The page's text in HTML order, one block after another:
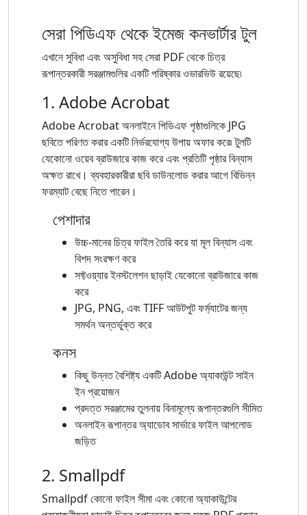
সেরা পিডিএফ থেকে ইমেজ কনভার্টার টুল
এখানে সুবিধা এবং অসুবিধা সহ সেরা PDF থেকে চিত্র
রূপান্তরকারী সরঞ্জামগুলির একটি পরিষ্কার ওভারভিউ রয়েছে৷
1. Adobe Acrobat
Adobe Acrobat অনলাইনে পিডিএফ পৃষ্ঠাগুলিকে JPG
ছবিতে পরিণত করার একটি নির্ভরযোগ্য উপায় অফার করে৷ টুলটি
যেকোনো ওয়েব ব্রাউজারে কাজ করে এবং প্রতিটি পৃষ্ঠার বিন্যাস
অক্ষত রাখে। ব্যবহারকারীরা ছবি ডাউনলোড করার আগে বিভিন্ন
ফরম্যাট বেছে নিতে পারেন।
পেশাদার
উচ্চ-মানের চিত্র ফাইল তৈরি করে যা মূল বিন্যাস এবং
বিশদ সংরক্ষণ করে
সফ্টওয়্যার ইনস্টলেশন ছাড়াই যেকোনো ব্রাউজারে কাজ
করে
JPG, PNG, এবং TIFF আউটপুট ফর্ম্যাটের জন্য
সমর্থন অন্তর্ভুক্ত করে
কনস
কিছু উন্নত বৈশিষ্ট্য একটি Adobe অ্যাকাউন্ট সাইন
ইন প্রয়োজন
প্রদত্ত সরঞ্জামের তুলনায় বিনামূল্যে রূপান্তরগুলি সীমিত
অনলাইন রূপান্তর অ্যাডোব সার্ভারে ফাইল আপলোড
জড়িত
2. Smallpdf
Smallpdf কোনো ফাইল সীমা এবং কোনো অ্যাকাউন্টের